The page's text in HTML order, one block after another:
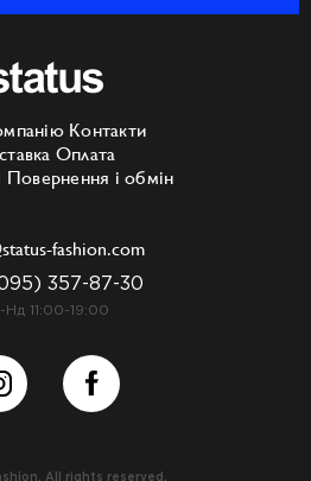
Контакти
Оплата
Повернення і обмін
fashion.com
357-87-30
Нд 11:00-19:00
All rights reserved.